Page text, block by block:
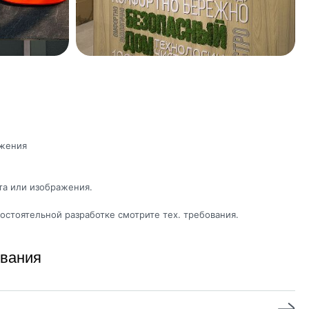
или изображения.
разработке смотрите тех. требования.